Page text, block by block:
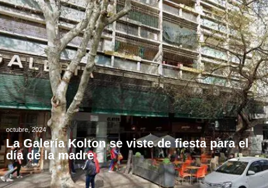
octubre, 2024
La Galería Kolton se viste de fiesta para el
día de la madre